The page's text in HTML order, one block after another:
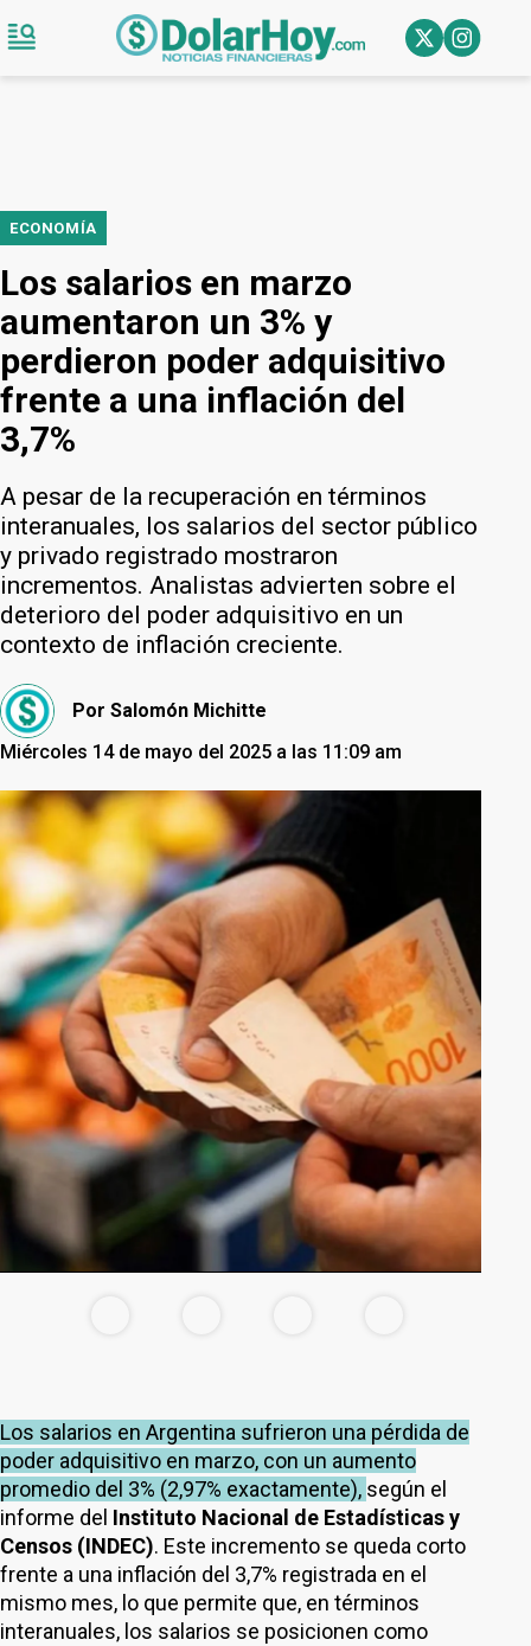
ECONOMÍA
Los salarios en marzo
aumentaron un 3% y
perdieron poder adquisitivo
frente a una inflación del
3,7%
A pesar de la recuperación en términos
interanuales, los salarios del sector público
y privado registrado mostraron
incrementos. Analistas advierten sobre el
deterioro del poder adquisitivo en un
contexto de inflación creciente.
Por Salomón Michitte
Miércoles 14 de mayo del 2025 a las 11:09 am
Los salarios en Argentina sufrieron una pérdida de
poder adquisitivo en marzo, con un aumento
promedio del 3% (2,97% exactamente), según el
informe del Instituto Nacional de Estadísticas y
Censos (INDEC). Este incremento se queda corto
frente a una inflación del 3,7% registrada en el
mismo mes, lo que permite que, en términos
interanuales, los salarios se posicionen como